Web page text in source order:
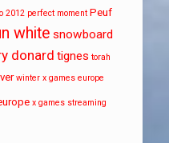
2012 perfect moment Peuf
white snowboard
donard tignes torah
winter x games europe
x games streaming